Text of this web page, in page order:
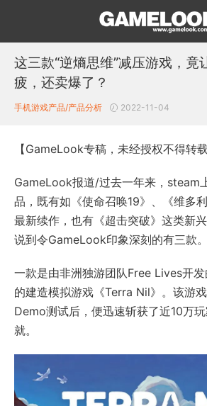
这三款“逆熵思维”减压游戏，竟
疲，还卖爆了？
手机游戏产品/产品分析 2022-11-04
【GameLook专稿，未经授权不得转载
GameLook报道/过去一年来，steam
品，既有如《使命召唤19》、《维多
最新续作，也有《超击突破》这类新
说到令GameLook印象深刻的有三款。
一款是由非洲独游团队Free Lives开
的建造模拟游戏《Terra Nil》。该游
Demo测试后，便迅速斩获了近10万
就。